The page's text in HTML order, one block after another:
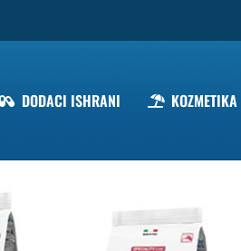
DODACI ISHRANI KOZMETIKA